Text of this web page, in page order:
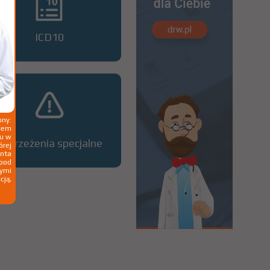
ICD10
specjalne
w